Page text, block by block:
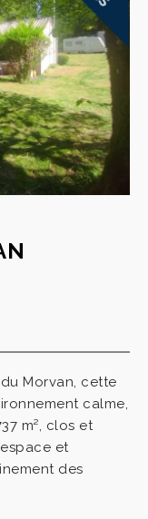
Morvan, cette
calme,
m², clos et
et
des